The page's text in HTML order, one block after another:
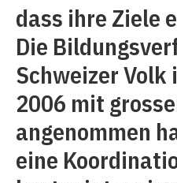
dass ihre Ziele
Die
Schweizer Volk
2006 mit
angenommen
eine